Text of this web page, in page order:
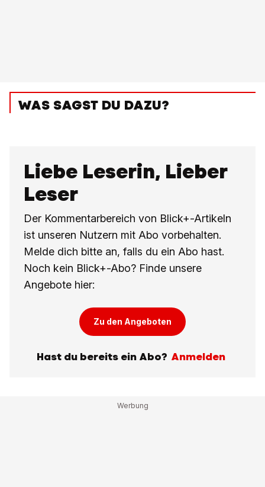
WAS SAGST DU DAZU?
Liebe Leserin, Lieber
Leser
Der Kommentarbereich von Blick+-Artikeln
ist unseren Nutzern mit Abo vorbehalten.
Melde dich bitte an, falls du ein Abo hast.
Noch kein Blick+-Abo? Finde unsere
Angebote hier:
Zu den Angeboten
Hast du bereits ein Abo? Anmelden